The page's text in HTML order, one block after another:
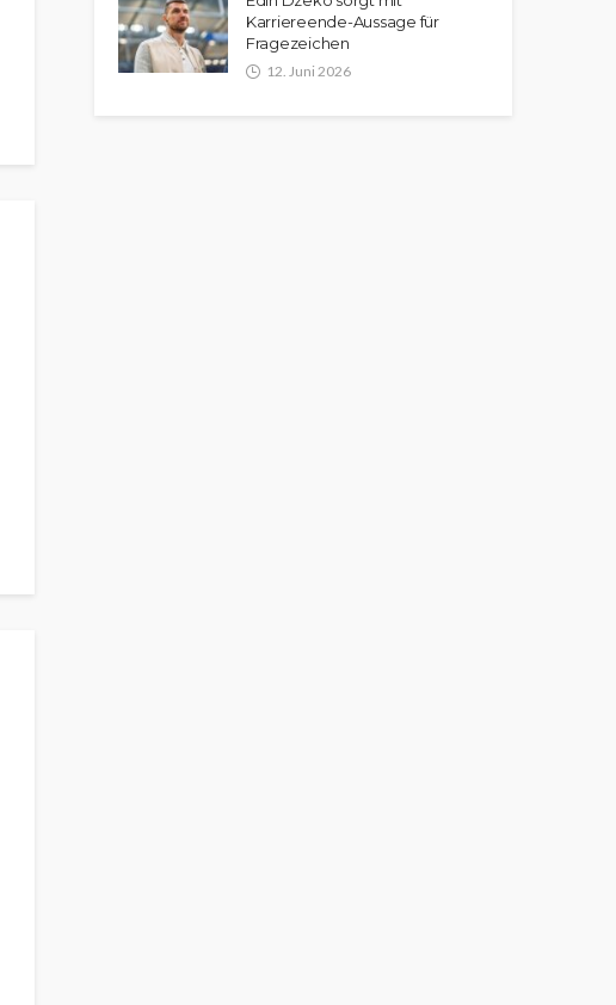
Karriereende-Aussage für
Fragezeichen
12. Juni 2026